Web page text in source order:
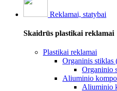
Reklamai, statybai
Skaidrūs plastikai reklamai
Plastikai reklamai
Organinis
Organinio
Aliuminio
Aliuminio